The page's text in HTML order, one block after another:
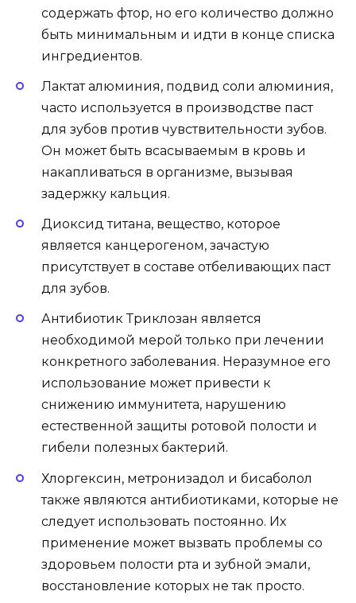
содержать фтор, но его количество должно
быть минимальным и идти в конце списка
ингредиентов.
Лактат алюминия, подвид соли алюминия,
часто используется в производстве паст
для зубов против чувствительности зубов.
Он может быть всасываемым в кровь и
накапливаться в организме, вызывая
задержку кальция.
Диоксид титана, вещество, которое
является канцерогеном, зачастую
присутствует в составе отбеливающих паст
для зубов.
Антибиотик Триклозан является
необходимой мерой только при лечении
конкретного заболевания. Неразумное его
использование может привести к
снижению иммунитета, нарушению
естественной защиты ротовой полости и
гибели полезных бактерий.
Хлоргексин, метронизадол и бисаболол
также являются антибиотиками, которые не
следует использовать постоянно. Их
применение может вызвать проблемы со
здоровьем полости рта и зубной эмали,
восстановление которых не так просто.